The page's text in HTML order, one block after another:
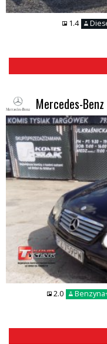
1.4
Mercedes-
2.0